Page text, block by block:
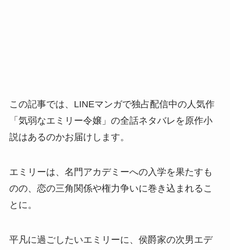
この記事では、LINEマンガで独占配信中の人気作
「気弱なエミリー令嬢」の全話ネタバレを原作小
説はあるのかお届けします。
エミリーは、名門アカデミーへの入学を果たすも
のの、恋の三角関係や権力争いに巻き込まれるこ
とに。
平凡に過ごしたいエミリーに、侯爵家の次男エデ